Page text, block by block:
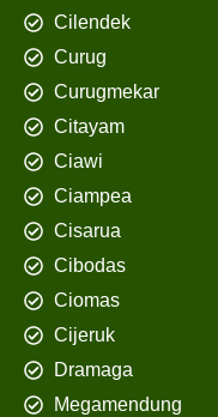
Cilendek
Curug
Curugmekar
Citayam
Ciawi
Ciampea
Cisarua
Cibodas
Ciomas
Cijeruk
Dramaga
Megamendung